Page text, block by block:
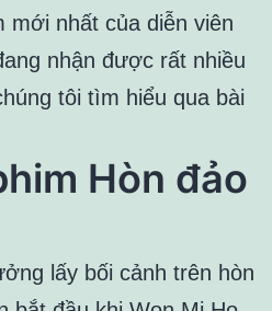
mới nhất của diễn viên
nhận được rất nhiều
tôi tìm hiểu qua bài
Hòn đảo
lấy bối cảnh trên hòn